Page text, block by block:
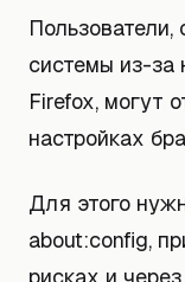
Пользователи,
системы из-
Firefox, могут
настройках
Для этого
about:config,